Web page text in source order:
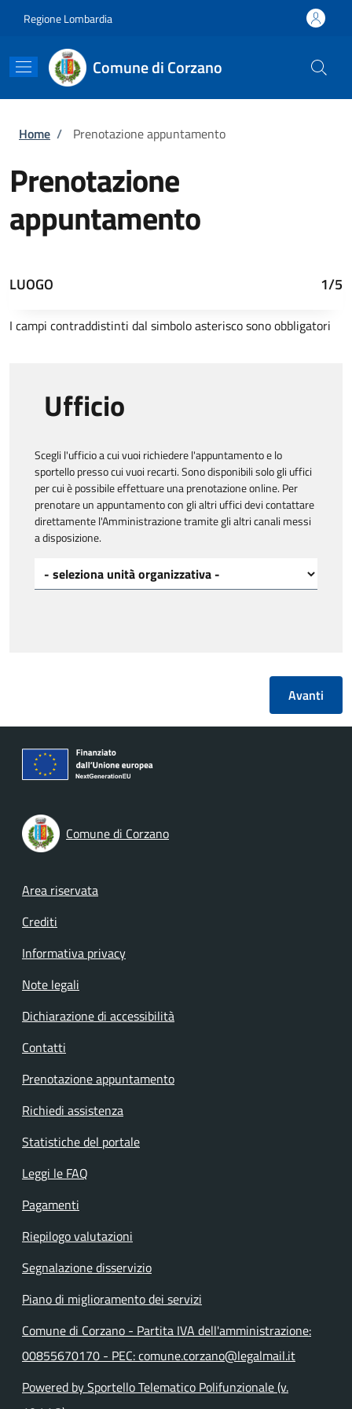
Regione Lombardia
Comune di Corzano
Briciole di pane
Home / Prenotazione appuntamento
Prenotazione
appuntamento
LUOGO 1/5
I campi contraddistinti dal simbolo asterisco sono obbligatori
Ufficio
Scegli l'ufficio a cui vuoi richiedere l'appuntamento e lo
sportello presso cui vuoi recarti. Sono disponibili solo gli uffici
per cui è possibile effettuare una prenotazione online. Per
prenotare un appuntamento con gli altri uffici devi contattare
direttamente l'Amministrazione tramite gli altri canali messi
a disposizione.
Scegli l'ufficio a cui vuoi richiedere l'appuntamento*
Comune di Corzano
Footer menu
Area riservata
Crediti
Informativa privacy
Note legali
Dichiarazione di accessibilità
Contatti
Prenotazione appuntamento
Richiedi assistenza
Statistiche del portale
Leggi le FAQ
Pagamenti
Riepilogo valutazioni
Segnalazione disservizio
Piano di miglioramento dei servizi
Comune di Corzano - Partita IVA dell'amministrazione:
00855670170 - PEC: comune.corzano@legalmail.it
Powered by Sportello Telematico Polifunzionale (v.